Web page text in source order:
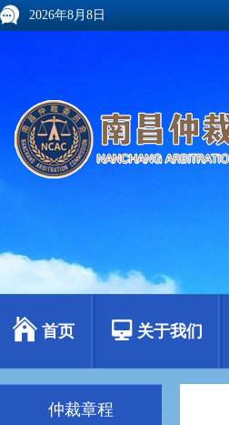
2026年8月8日
首页 关于我们
仲裁章程